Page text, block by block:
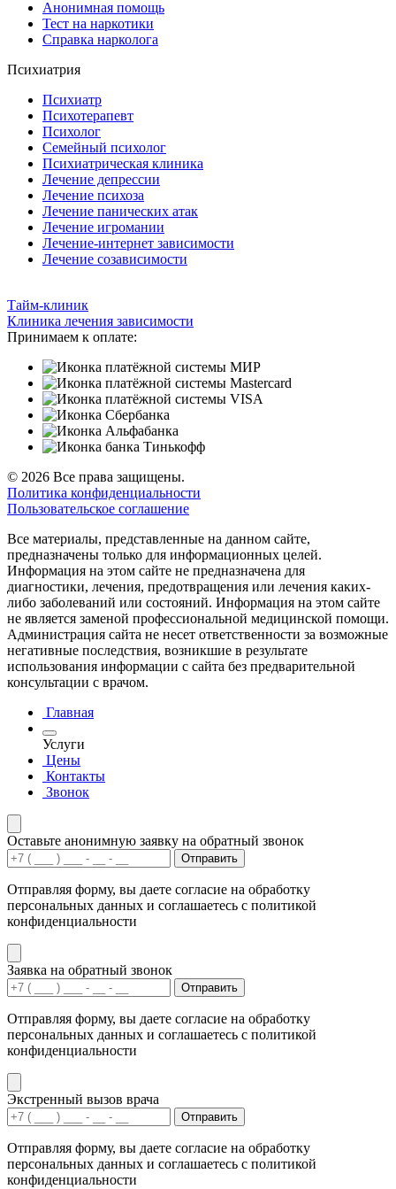
Анонимная помощь
Тест на наркотики
Справка нарколога
Психиатрия
Психиатр
Психотерапевт
Психолог
Семейный психолог
Психиатрическая клиника
Лечение депрессии
Лечение психоза
Лечение панических атак
Лечение игромании
Лечение-интернет зависимости
Лечение созависимости
Тайм-клиник
Клиника лечения зависимости
Принимаем к оплате:
© 2026 Все права защищены.
Политика конфиденциальности
Пользовательское соглашение
Все материалы, представленные на данном сайте,
предназначены только для информационных целей.
Информация на этом сайте не предназначена для
диагностики, лечения, предотвращения или лечения каких-
либо заболеваний или состояний. Информация на этом сайте
не является заменой профессиональной медицинской помощи.
Администрация сайта не несет ответственности за возможные
негативные последствия, возникшие в результате
использования информации с сайта без предварительной
консультации с врачом.
Главная
Услуги
Цены
Контакты
Звонок
Оставьте анонимную заявку на обратный звонок
Отправить
Отправляя форму, вы даете согласие на обработку
персональных данных и соглашаетесь с политикой
конфиденциальности
Заявка на обратный звонок
Отправить
Отправляя форму, вы даете согласие на обработку
персональных данных и соглашаетесь с политикой
конфиденциальности
Экстренный вызов врача
Отправить
Отправляя форму, вы даете согласие на обработку
персональных данных и соглашаетесь с политикой
конфиденциальности